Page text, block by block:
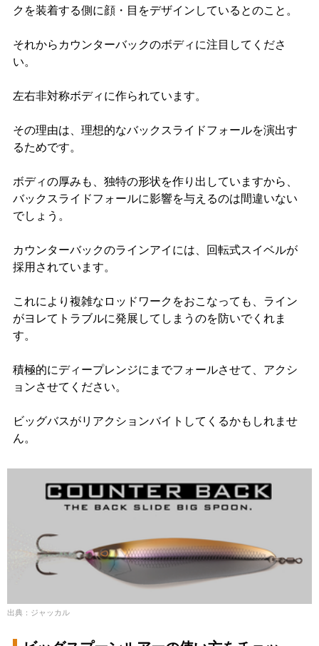
クを装着する側に顔・目をデザインしているとのこと。
それからカウンターバックのボディに注目してくださ
い。
左右非対称ボディに作られています。
その理由は、理想的なバックスライドフォールを演出す
るためです。
ボディの厚みも、独特の形状を作り出していますから、
バックスライドフォールに影響を与えるのは間違いない
でしょう。
カウンターバックのラインアイには、回転式スイベルが
採用されています。
これにより複雑なロッドワークをおこなっても、ライン
がヨレてトラブルに発展してしまうのを防いでくれま
す。
積極的にディープレンジにまでフォールさせて、アクシ
ョンさせてください。
ビッグバスがリアクションバイトしてくるかもしれませ
ん。
出典：ジャッカル